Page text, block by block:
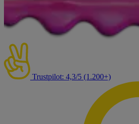
Trustpilot: 4,3/5 (1.200+)